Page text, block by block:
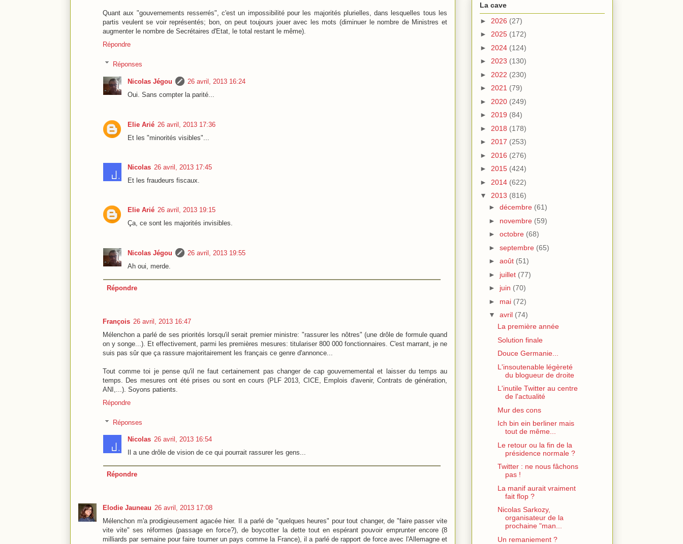
Quant aux "gouvernements resserrés", c'est un impossibilité pour les majorités plurielles, dans lesquelles tous les
partis veulent se voir représentés; bon, on peut toujours jouer avec les mots (diminuer le nombre de Ministres et
augmenter le nombre de Secrétaires d'Etat, le total restant le même).
Répondre
Réponses
Nicolas Jégou
26 avril, 2013 16:24
Oui. Sans compter la parité...
Elie Arié 26 avril, 2013 17:36
Et les "minorités visibles"...
Nicolas 26 avril, 2013 17:45
Et les fraudeurs fiscaux.
Elie Arié 26 avril, 2013 19:15
Ça, ce sont les majorités invisibles.
Nicolas Jégou
26 avril, 2013 19:55
Ah oui, merde.
Répondre
François 26 avril, 2013 16:47
Mélenchon a parlé de ses priorités lorsqu'il serait premier ministre: "rassurer les nôtres" (une drôle de formule quand
on y songe...). Et effectivement, parmi les premières mesures: titulariser 800 000 fonctionnaires. C'est marrant, je ne
suis pas sûr que ça rassure majoritairement les français ce genre d'annonce...
Tout comme toi je pense qu'il ne faut certainement pas changer de cap gouvernemental et laisser du temps au
temps. Des mesures ont été prises ou sont en cours (PLF 2013, CICE, Emplois d'avenir, Contrats de génération,
ANI,...). Soyons patients.
Répondre
Réponses
Nicolas 26 avril, 2013 16:54
Il a une drôle de vision de ce qui pourrait rassurer les gens...
Répondre
Elodie Jauneau 26 avril, 2013 17:08
Mélenchon m'a prodigieusement agacée hier. Il a parlé de "quelques heures" pour tout changer, de "faire passer vite
vite vite" ses réformes (passage en force?), de boycotter la dette tout en espérant pouvoir emprunter encore (8
milliards par semaine pour faire tourner un pays comme la France), il a parlé de rapport de force avec l'Allemagne et
La cave
► 2026 (27)
► 2025 (172)
► 2024 (124)
► 2023 (130)
► 2022 (230)
► 2021 (79)
► 2020 (249)
► 2019 (84)
► 2018 (178)
► 2017 (253)
► 2016 (276)
► 2015 (424)
► 2014 (622)
▼ 2013 (816)
► décembre (61)
► novembre (59)
► octobre (68)
► septembre (65)
► août (51)
► juillet (77)
► juin (70)
► mai (72)
▼ avril (74)
La première année
Solution finale
Douce Germanie...
L'insoutenable légèreté
du blogueur de droite
L'inutile Twitter au centre
de l'actualité
Mur des cons
Ich bin ein berliner mais
tout de même...
Le retour ou la fin de la
présidence normale ?
Twitter : ne nous fâchons
pas !
La manif aurait vraiment
fait flop ?
Nicolas Sarkozy,
organisateur de la
prochaine "man...
Un remaniement ?